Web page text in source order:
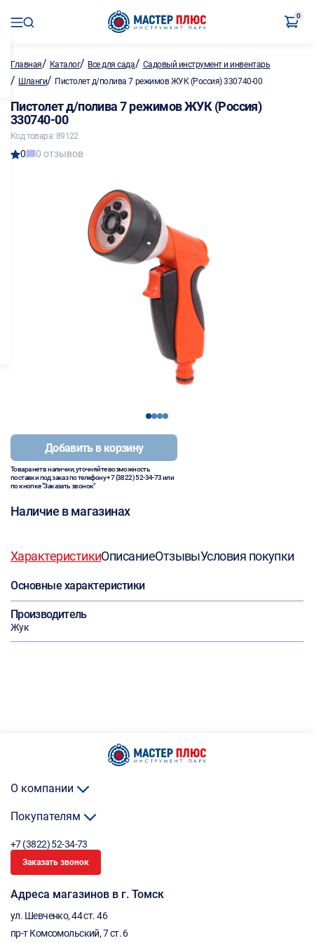
0
Главная/ Каталог/ Все для сада/ Садовый инструмент и инвентарь
/ Шланги/ Пистолет д/полива 7 режимов ЖУК (Россия) 330740-00
Пистолет д/полива 7 режимов ЖУК (Россия)
330740-00
Код товара: 89122
0 0 отзывов
1234
Добавить в корзину
Товара нет в наличии, уточняйте возможность
поставки под заказ по телефону+7 (3822) 52-34-73или
по кнопке "Заказать звонок"
Наличие в магазинах
ХарактеристикиОписаниеОтзывыУсловия покупки
Основные характеристики
Производитель
Жук
О компании
Покупателям
+7 (3822) 52-34-73
Заказать звонок
Адреса магазинов в г. Томск
ул. Шевченко, 44 ст. 46
пр-т Комсомольский, 7 ст. 6